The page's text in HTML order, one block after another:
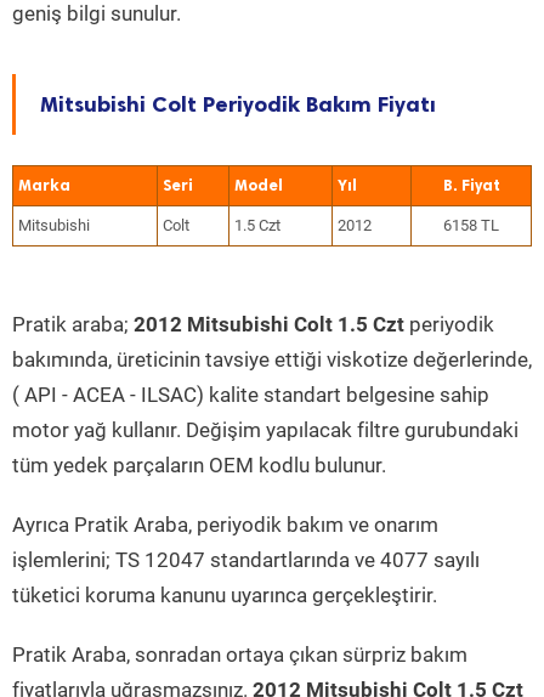
geniş bilgi sunulur.
Mitsubishi Colt Periyodik Bakım Fiyatı
Marka Seri Model Yıl
Mitsubishi Colt 1.5 Czt 2012 6158 TL
Pratik araba; 2012 Mitsubishi Colt 1.5 Czt periyodik
bakımında, üreticinin tavsiye ettiği viskotize değerlerinde,
( API - ACEA - ILSAC) kalite standart belgesine sahip
motor yağ kullanır. Değişim yapılacak filtre gurubundaki
tüm yedek parçaların OEM kodlu bulunur.
Ayrıca Pratik Araba, periyodik bakım ve onarım
işlemlerini; TS 12047 standartlarında ve 4077 sayılı
tüketici koruma kanunu uyarınca gerçekleştirir.
Pratik Araba, sonradan ortaya çıkan sürpriz bakım
fiyatlarıyla uğraşmazsınız. 2012 Mitsubishi Colt 1.5 Czt